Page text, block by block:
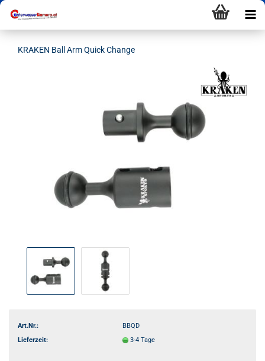
KRAKEN Ball Arm Quick Change
Art.Nr.:
BBQD
Lieferzeit:
3-4 Tage